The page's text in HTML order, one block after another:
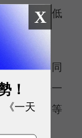
時回應、低
可否在不同
都能維持一
會、球賽等
串流影
X
！
《一天